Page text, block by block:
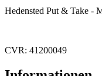
Hedensted Put & Take -
CVR: 41200049